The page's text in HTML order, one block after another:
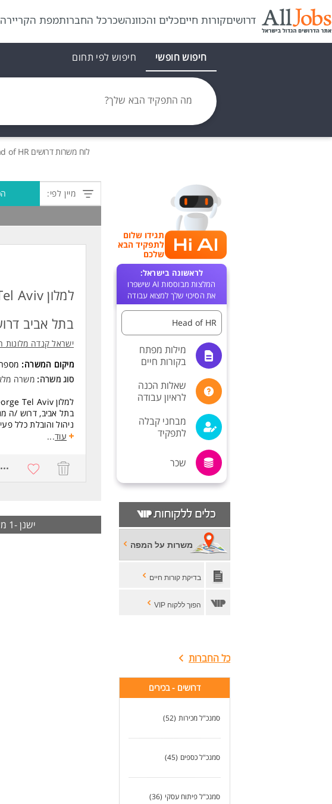
דרושיםקורות חייםכלים והכוונהשכרכל החברותמפת
חיפוש חופשי חיפוש לפי תחום
מה התפקיד הבא שלך?
לוח משרותדרושים
תגידו שלום
לתפקיד הבא
שלכם
לראשונה בישראל:
המלצות מבוססות AI שישפרו
את הסיכוי שלך למצוא עבודה
Head of HR
מילות מפתח
בקורות חיים
שאלות הכנה
לראיון עבודה
מבחני קבלה
לתפקיד
שכר
משרות על המפה
בדיקת קורות חיים
הפוך ללקוח VIP
כל החברות
דרושים - בכירים
סמנכ"ל מכירות (52)
סמנכ"ל כספים (45)
סמנכ"ל פיתוח עסקי (36)
מיין לפי:
בתל אביב
ישראל קנדה מלונות
מיקום המשרה:
סוג משרה: משרה
בתל אביב, דרוש /ה
ניהול והובלת כלל
עבודה, טיפול בפרט,
רמה אישית גבוהה,
היכרות עם ההסכם
יכולת עבודה
כישורי ניהול
יחסי אנוש מצוינים
עוד...
ישנן -1 משרות במרכז אשר לא צויינה בעבורן עיר